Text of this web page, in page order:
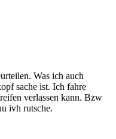
Was ich auch
sache ist. Ich fahre
verlassen kann. Bzw
ivh rutsche.